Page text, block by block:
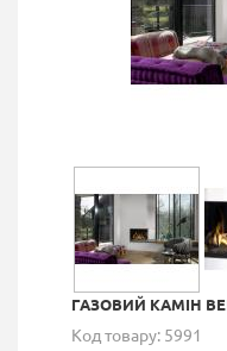
ГАЗОВИЙ КАМІН
Код товару: 5991